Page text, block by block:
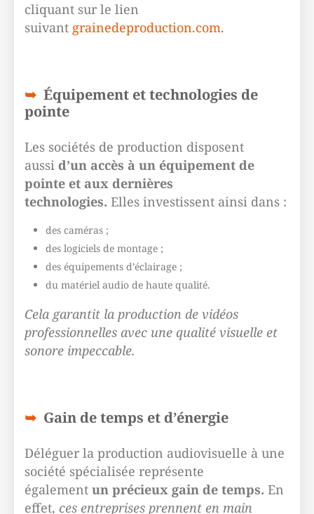
cliquant sur le lien
suivant grainedeproduction.com.
Équipement et technologies de
pointe
Les sociétés de production disposent
aussi d’un accès à un équipement de
pointe et aux dernières
technologies. Elles investissent ainsi dans :
des caméras ;
des logiciels de montage ;
des équipements d’éclairage ;
du matériel audio de haute qualité.
Cela garantit la production de vidéos
professionnelles avec une qualité visuelle et
sonore impeccable.
Gain de temps et d’énergie
Déléguer la production audiovisuelle à une
société spécialisée représente
également un précieux gain de temps. En
effet, ces entreprises prennent en main